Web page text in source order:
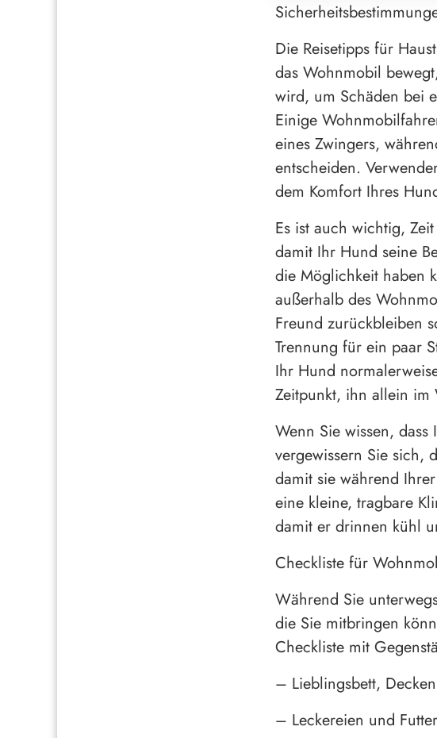
Die Reisetipps für
das Wohnmobil
wird, um Schäden bei
Einige
eines Zwingers,
entscheiden.
dem Komfort Ihres
Es ist auch wichtig,
damit Ihr Hund seine
die Möglichkeit haben
außerhalb des
Freund zurückbleiben
Trennung für ein paar
Ihr Hund
Zeitpunkt, ihn allein im
Wenn Sie wissen,
vergewissern Sie sich,
damit sie während
eine kleine, tragbare
damit er drinnen kühl
Checkliste für
Während Sie
die Sie mitbringen
Checkliste mit
– Lieblingsbett,
– Leckereien und